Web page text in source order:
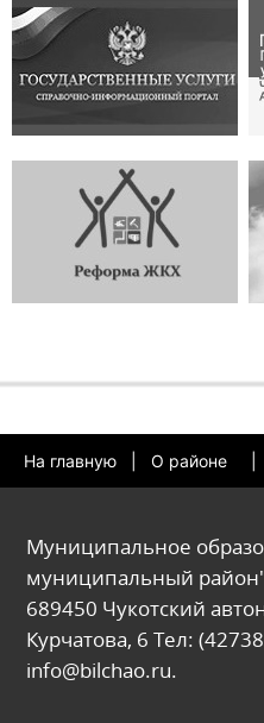
На главную О районе
Муниципальное
муниципальный
689450 Чукотский
Курчатова, 6 Тел:
info@bilchao.ru.